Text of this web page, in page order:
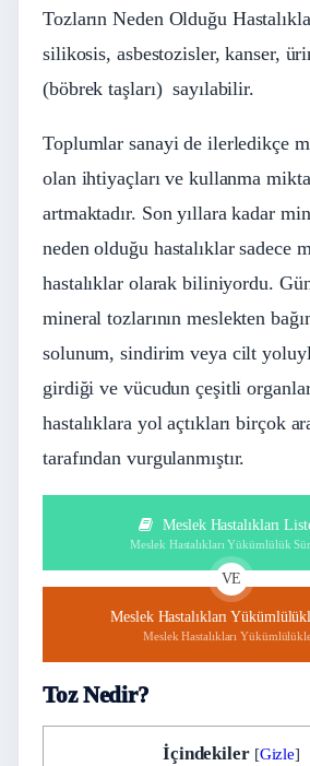
Tozların Neden Olduğu
silikosis, asbestozisler, kanser,
(böbrek taşları) sayılabilir.
Toplumlar sanayi de ilerledikçe
olan ihtiyaçları ve kullanma
artmaktadır. Son yıllara kadar
neden olduğu hastalıklar sadece
hastalıklar olarak biliniyordu.
mineral tozlarının meslekten
solunum, sindirim veya cilt
girdiği ve vücudun çeşitli
hastalıklara yol açtıkları birçok
tarafından vurgulanmıştır.
Meslek Hastalıkları
Meslek Hastalıkları Yükümlülük
VE
Meslek Hastalıkları
Meslek Hastalıkları
Toz Nedir?
İçindekiler [Gizle]